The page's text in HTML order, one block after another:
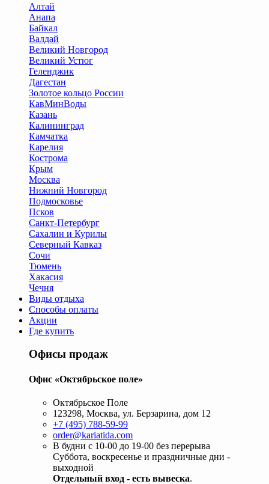
Алтай
Анапа
Байкал
Валдай
Великий Новгород
Великий Устюг
Геленджик
Дагестан
Золотое кольцо России
КавМинВоды
Казань
Калининград
Камчатка
Карелия
Кострома
Крым
Москва
Нижний Новгород
Подмосковье
Псков
Санкт-Петербург
Сахалин и Курилы
Северный Кавказ
Сочи
Тюмень
Хакасия
Чечня
Виды отдыха
Способы оплаты
Акции
Где купить
Офисы продаж
Офис «Октябрьское поле»
Октябрьское Поле
123298, Москва, ул. Берзарина, дом 12
+7 (495) 788-59-99
order@kariatida.com
В будни с 10-00 до 19-00 без перерыва
Суббота, воскресенье и праздничные дни -
выходной
Отдельный вход - есть вывеска.